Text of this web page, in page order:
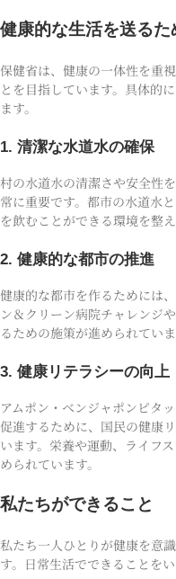
健康的な生活を送る
保健省は、健康の一体性を重
とを目指しています。具体的
ます。
1. 清潔な水道水の確保
村の水道水の清潔さや安全性
常に重要です。都市の水道水
を飲むことができる環境を整え
2. 健康的な都市の推進
健康的な都市を作るためには
ン＆クリーン病院チャレンジ
るための施策が進められていま
3. 健康リテラシーの向上
アムポン・ベンジャポンピタ
促進するために、国民の健康
います。栄養や運動、ライフ
められています。
私たちができること
私たち一人ひとりが健康を意
す。日常生活でできることを